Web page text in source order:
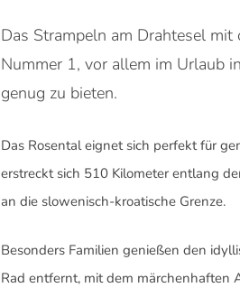
Das Strampeln am Drahtesel
Nummer 1, vor allem im Urlaub
genug zu bieten.
Das Rosental eignet sich perfekt für
erstreckt sich 510 Kilometer entlang
an die slowenisch-kroatische Grenze.
Besonders Familien genießen den
Rad entfernt, mit dem märchenhaften